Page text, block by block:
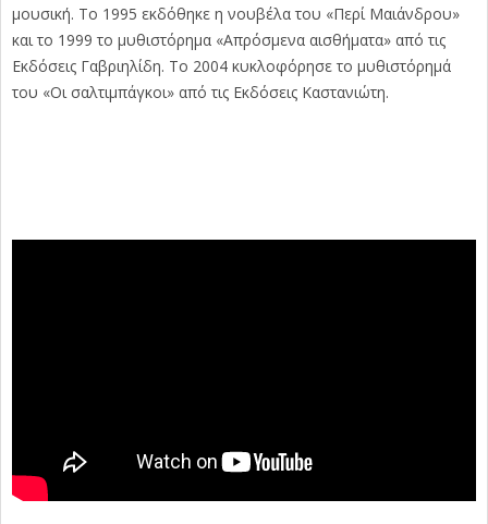
μουσική. Το 1995 εκδόθηκε η νουβέλα του «Περί Μαιάνδρου»
και το 1999 το μυθιστόρημα «Απρόσμενα αισθήματα» από τις
Εκδόσεις Γαβριηλίδη. Το 2004 κυκλοφόρησε το μυθιστόρημά
του «Οι σαλτιμπάγκοι» από τις Εκδόσεις Καστανιώτη.